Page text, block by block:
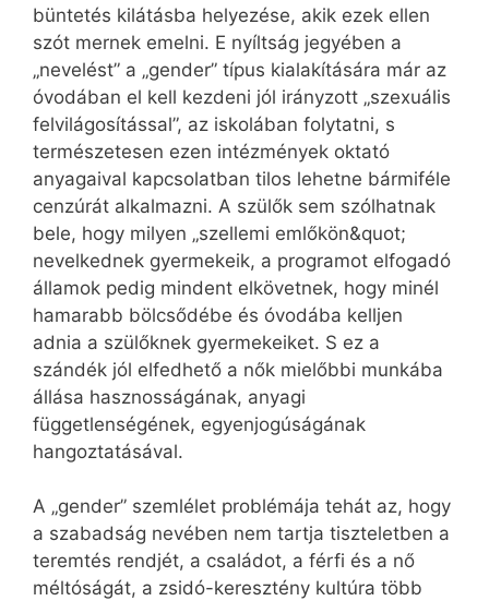
büntetés kilátásba helyezése, akik ezek ellen
szót mernek emelni. E nyíltság jegyében a
„nevelést” a „gender” típus kialakítására már az
óvodában el kell kezdeni jól irányzott „szexuális
felvilágosítással”, az iskolában folytatni, s
természetesen ezen intézmények oktató
anyagaival kapcsolatban tilos lehetne bármiféle
cenzúrát alkalmazni. A szülők sem szólhatnak
bele, hogy milyen „szellemi emlőkön&quot;
nevelkednek gyermekeik, a programot elfogadó
államok pedig mindent elkövetnek, hogy minél
hamarabb bölcsődébe és óvodába kelljen
adnia a szülőknek gyermekeiket. S ez a
szándék jól elfedhető a nők mielőbbi munkába
állása hasznosságának, anyagi
függetlenségének, egyenjogúságának
hangoztatásával.
A „gender” szemlélet problémája tehát az, hogy
a szabadság nevében nem tartja tiszteletben a
teremtés rendjét, a családot, a férfi és a nő
méltóságát, a zsidó-keresztény kultúra több